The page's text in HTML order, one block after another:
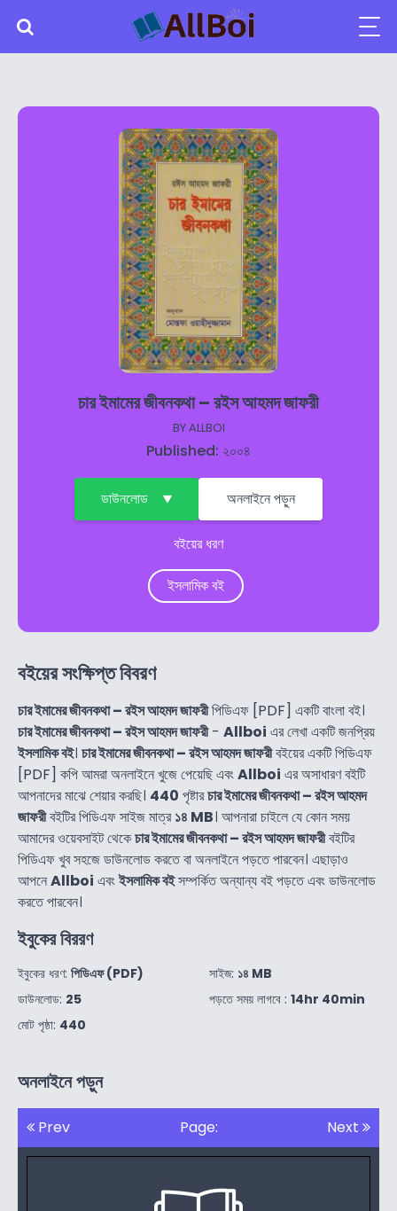
চার ইমামের জীবনকথা – রইস আহমদ জাফরী
BYALLBOI
Published: ২০০৪
ডাউনলোড অনলাইনে পড়ুন
বইয়ের ধরণ
ইসলামিক বই
বইয়ের সংক্ষিপ্ত বিবরণ
চার ইমামের জীবনকথা – রইস আহমদ জাফরীপিডিএফ [PDF] একটি বাংলা বই।
চার ইমামের জীবনকথা – রইস আহমদ জাফরী- Allboi এর লেখা একটি জনপ্রিয়
ইসলামিক বই। চার ইমামের জীবনকথা – রইস আহমদ জাফরীবইয়ের একটি পিডিএফ
[PDF] কপি আমরা অনলাইনে খুজে পেয়েছি এবংAllboi এর অসাধারণ বইটি
আপনাদের মাঝে শেয়ার করছি। 440 পৃষ্টারচার ইমামের জীবনকথা – রইস আহমদ
জাফরীবইটির পিডিএফ সাইজ মাত্র১৪ MB। আপনারা চাইলে যে কোন সময়
আমাদের ওয়েবসাইট থেকেচার ইমামের জীবনকথা – রইস আহমদ জাফরীবইটির
পিডিএফ খুব সহজে ডাউনলোড করতে বা অনলাইনে পড়তে পারবেন। এছাড়াও
আপনেAllboi এবংইসলামিক বইসম্পর্কিত অন্যান্য বই পড়তে এবং ডাউনলোড
করতে পারবেন।
ইবুকের বিররণ
ইবুকের ধরণ: পিডিএফ (PDF)
ডাউনলোড: 25
মোট পৃষ্ঠা: 440
সাইজ: ১৪ MB
পড়তে সময় লাগবে : 14hr 40min
অনলাইনে পড়ুন
Prev Page: Next